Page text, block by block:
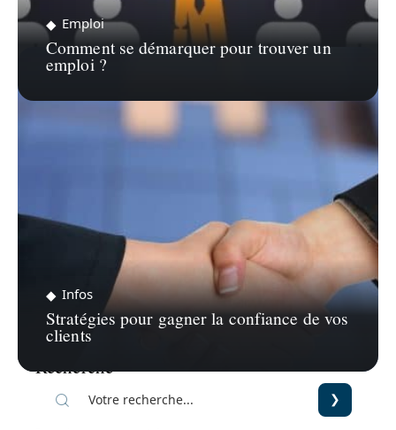
Emploi
Comment se démarquer pour trouver un
emploi ?
Infos
Stratégies pour gagner la confiance de vos
clients
Recherche